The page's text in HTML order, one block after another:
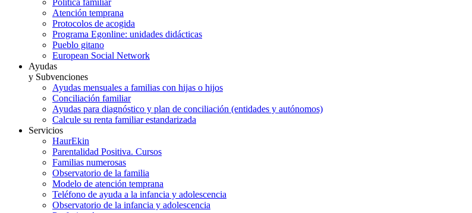
Atención temprana
Protocolos de acogida
Programa Egonline: unidades didácticas
Pueblo gitano
European Social Network
Ayudas
y Subvenciones
Ayudas mensuales a familias con hijas o hijos
Conciliación familiar
Ayudas para diagnóstico y plan de conciliación (entidades y autónomos)
Calcule su renta familiar estandarizada
Servicios
HaurEkin
Parentalidad Positiva. Cursos
Familias numerosas
Observatorio de la familia
Modelo de atención temprana
Teléfono de ayuda a la infancia y adolescencia
Observatorio de la infancia y adolescencia